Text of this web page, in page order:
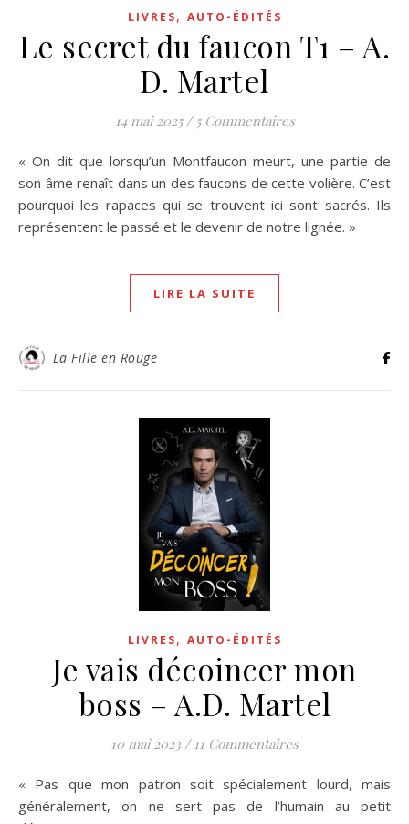
LIVRES, AUTO-ÉDITÉS
Le secret du faucon T1 – A.
D. Martel
14 mai 2025 / 5 Commentaires
« On dit que lorsqu’un Montfaucon meurt, une partie de
son âme renaît dans un des faucons de cette volière. C’est
pourquoi les rapaces qui se trouvent ici sont sacrés. Ils
représentent le passé et le devenir de notre lignée. »
LIRE LA SUITE
La Fille en Rouge
LIVRES, AUTO-ÉDITÉS
Je vais décoincer mon
boss – A.D. Martel
10 mai 2023 / 11 Commentaires
« Pas que mon patron soit spécialement lourd, mais
généralement, on ne sert pas de l’humain au petit